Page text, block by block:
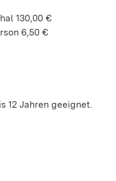
130,00 €
6,50 €
12 Jahren geeignet.